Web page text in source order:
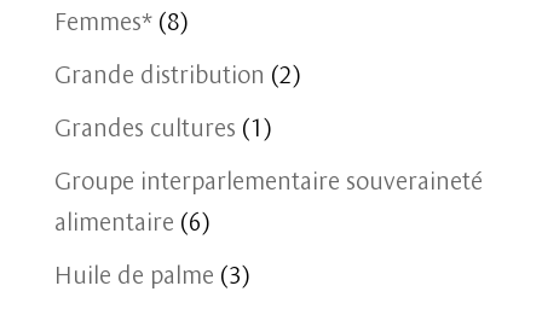
Femmes*(8)
Grande distribution (2)
Grandes cultures (1)
Groupe interparlementaire souveraineté
alimentaire (6)
Huile de palme (3)